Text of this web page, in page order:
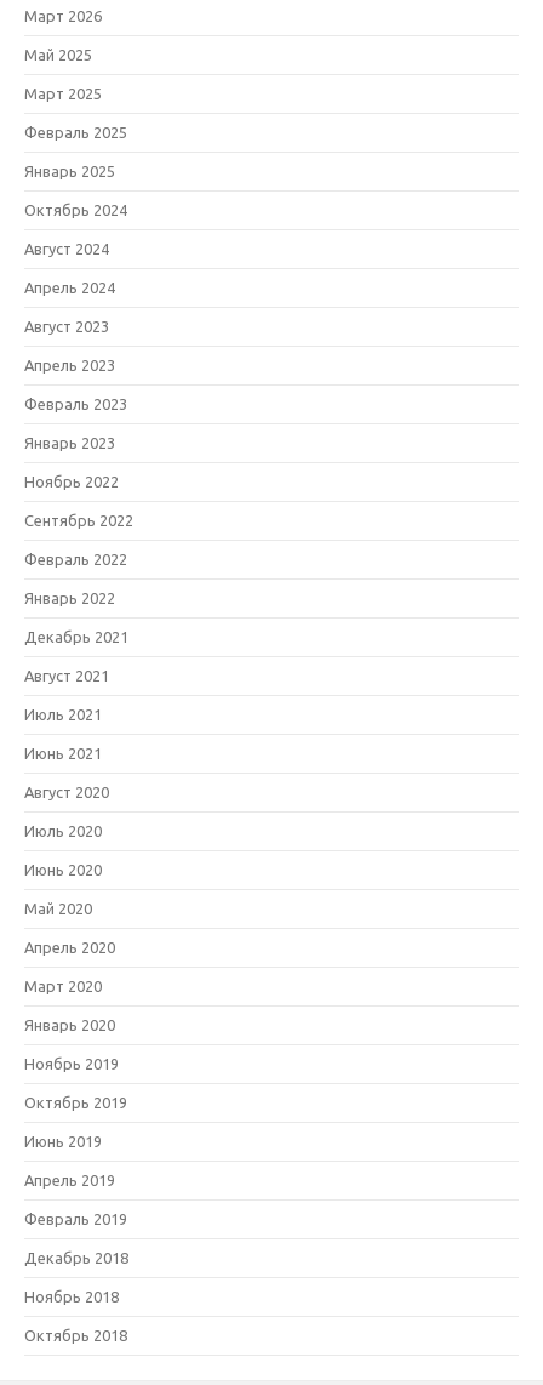
Март 2026
Май 2025
Март 2025
Февраль 2025
Январь 2025
Октябрь 2024
Август 2024
Апрель 2024
Август 2023
Апрель 2023
Февраль 2023
Январь 2023
Ноябрь 2022
Сентябрь 2022
Февраль 2022
Январь 2022
Декабрь 2021
Август 2021
Июль 2021
Июнь 2021
Август 2020
Июль 2020
Июнь 2020
Май 2020
Апрель 2020
Март 2020
Январь 2020
Ноябрь 2019
Октябрь 2019
Июнь 2019
Апрель 2019
Февраль 2019
Декабрь 2018
Ноябрь 2018
Октябрь 2018